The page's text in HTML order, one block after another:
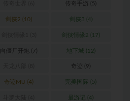
传奇手游 (5)
剑侠2 (10) 剑侠3 (4)
剑侠情缘2 (17)
向僵尸开炮 (7) 地下城 (12)
奇迹 (9)
奇迹MU (4) 完美国际 (5)
最游记 (4)